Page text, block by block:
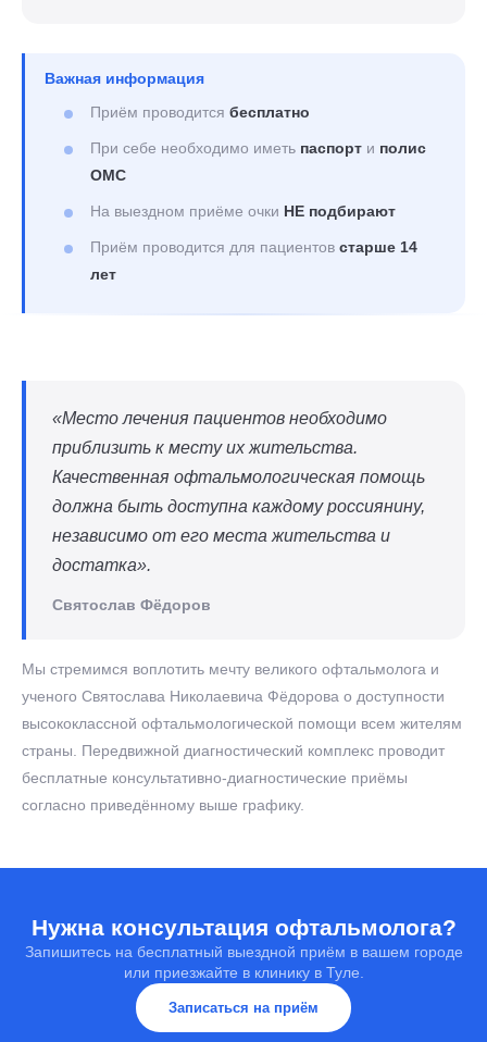
Важная информация
Приём проводится бесплатно
При себе необходимо иметь паспорт и полис
ОМС
На выездном приёме очки НЕ подбирают
Приём проводится для пациентов старше 14
лет
«Место лечения пациентов необходимо
приблизить к месту их жительства.
Качественная офтальмологическая помощь
должна быть доступна каждому россиянину,
независимо от его места жительства и
достатка».
Святослав Фёдоров
Мы стремимся воплотить мечту великого офтальмолога и
ученого Святослава Николаевича Фёдорова о доступности
высококлассной офтальмологической помощи всем жителям
страны. Передвижной диагностический комплекс проводит
бесплатные консультативно-диагностические приёмы
согласно приведённому выше графику.
Нужна консультация офтальмолога?
Запишитесь на бесплатный выездной приём в вашем городе
или приезжайте в клинику в Туле.
Записаться на приём